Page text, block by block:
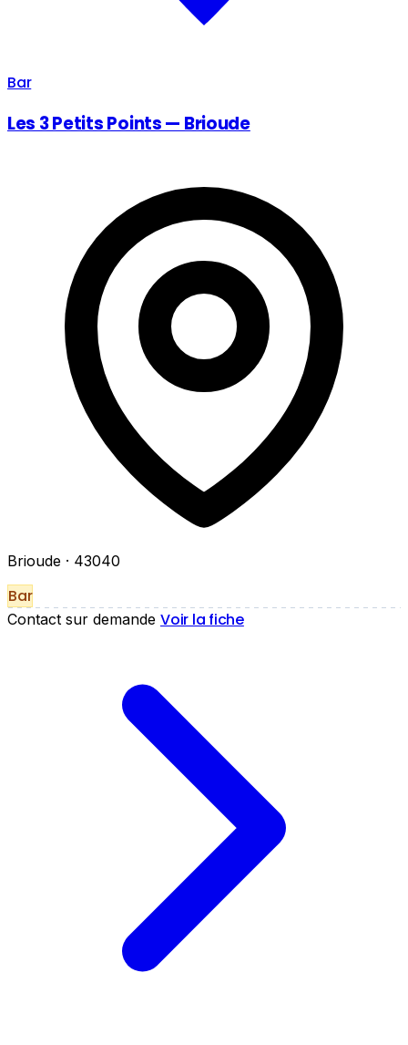
Bar
Les 3 Petits Points — Brioude
Brioude · 43040
Bar
Contact sur demande Voir la fiche